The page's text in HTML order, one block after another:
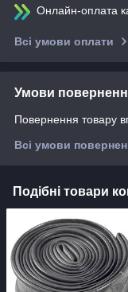
Онлайн-оплата
Всі умови оплати
Умови
Повернення товару
Всі умови
Подібні товари